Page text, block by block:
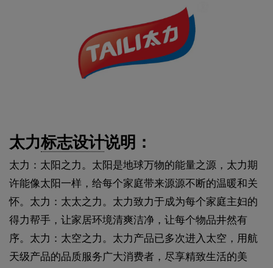
太力标志设计说明：
太力：太阳之力。太阳是地球万物的能量之源，太力期
许能像太阳一样，给每个家庭带来源源不断的温暖和关
怀。太力：太太之力。太力致力于成为每个家庭主妇的
得力帮手，让家居环境清爽洁净，让每个物品井然有
序。太力：太空之力。太力产品已多次进入太空，用航
天级产品的品质服务广大消费者，尽享精致生活的美